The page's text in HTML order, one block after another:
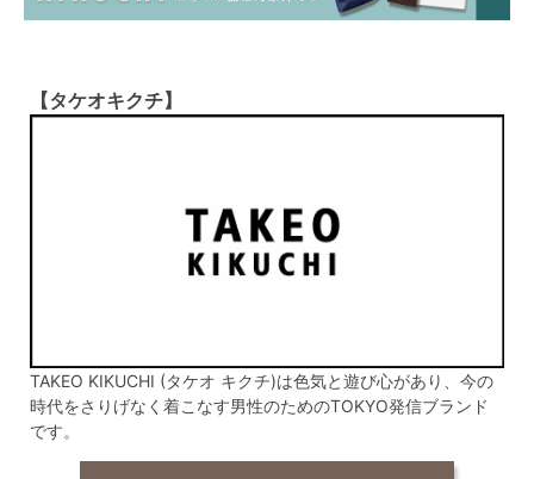
【タケオキクチ】
TAKEO KIKUCHI (タケオ キクチ)は色気と遊び心があり、今の
時代をさりげなく着こなす男性のためのTOKYO発信ブランド
です。